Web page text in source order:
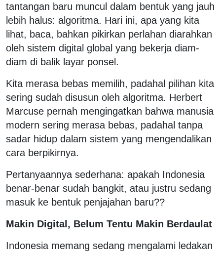
tantangan baru muncul dalam bentuk yang jauh
lebih halus: algoritma. Hari ini, apa yang kita
lihat, baca, bahkan pikirkan perlahan diarahkan
oleh sistem digital global yang bekerja diam-
diam di balik layar ponsel.
Kita merasa bebas memilih, padahal pilihan kita
sering sudah disusun oleh algoritma. Herbert
Marcuse pernah mengingatkan bahwa manusia
modern sering merasa bebas, padahal tanpa
sadar hidup dalam sistem yang mengendalikan
cara berpikirnya.
Pertanyaannya sederhana: apakah Indonesia
benar-benar sudah bangkit, atau justru sedang
masuk ke bentuk penjajahan baru??
Makin Digital, Belum Tentu Makin Berdaulat
Indonesia memang sedang mengalami ledakan